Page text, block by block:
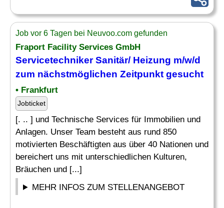
Job vor 6 Tagen bei Neuvoo.com gefunden
Fraport Facility Services GmbH
Servicetechniker Sanitär/ Heizung m/w/d
zum nächstmöglichen Zeitpunkt gesucht
• Frankfurt
Jobticket
[. .. ] und Technische Services für Immobilien und
Anlagen. Unser Team besteht aus rund 850
motivierten Beschäftigten aus über 40 Nationen und
bereichert uns mit unterschiedlichen Kulturen,
Bräuchen und [...]
MEHR INFOS ZUM STELLENANGEBOT